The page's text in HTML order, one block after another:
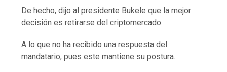
De hecho, dijo al presidente Bukele que la mejor
decisión es retirarse del criptomercado.
A lo que no ha recibido una respuesta del
mandatario, pues este mantiene su postura.